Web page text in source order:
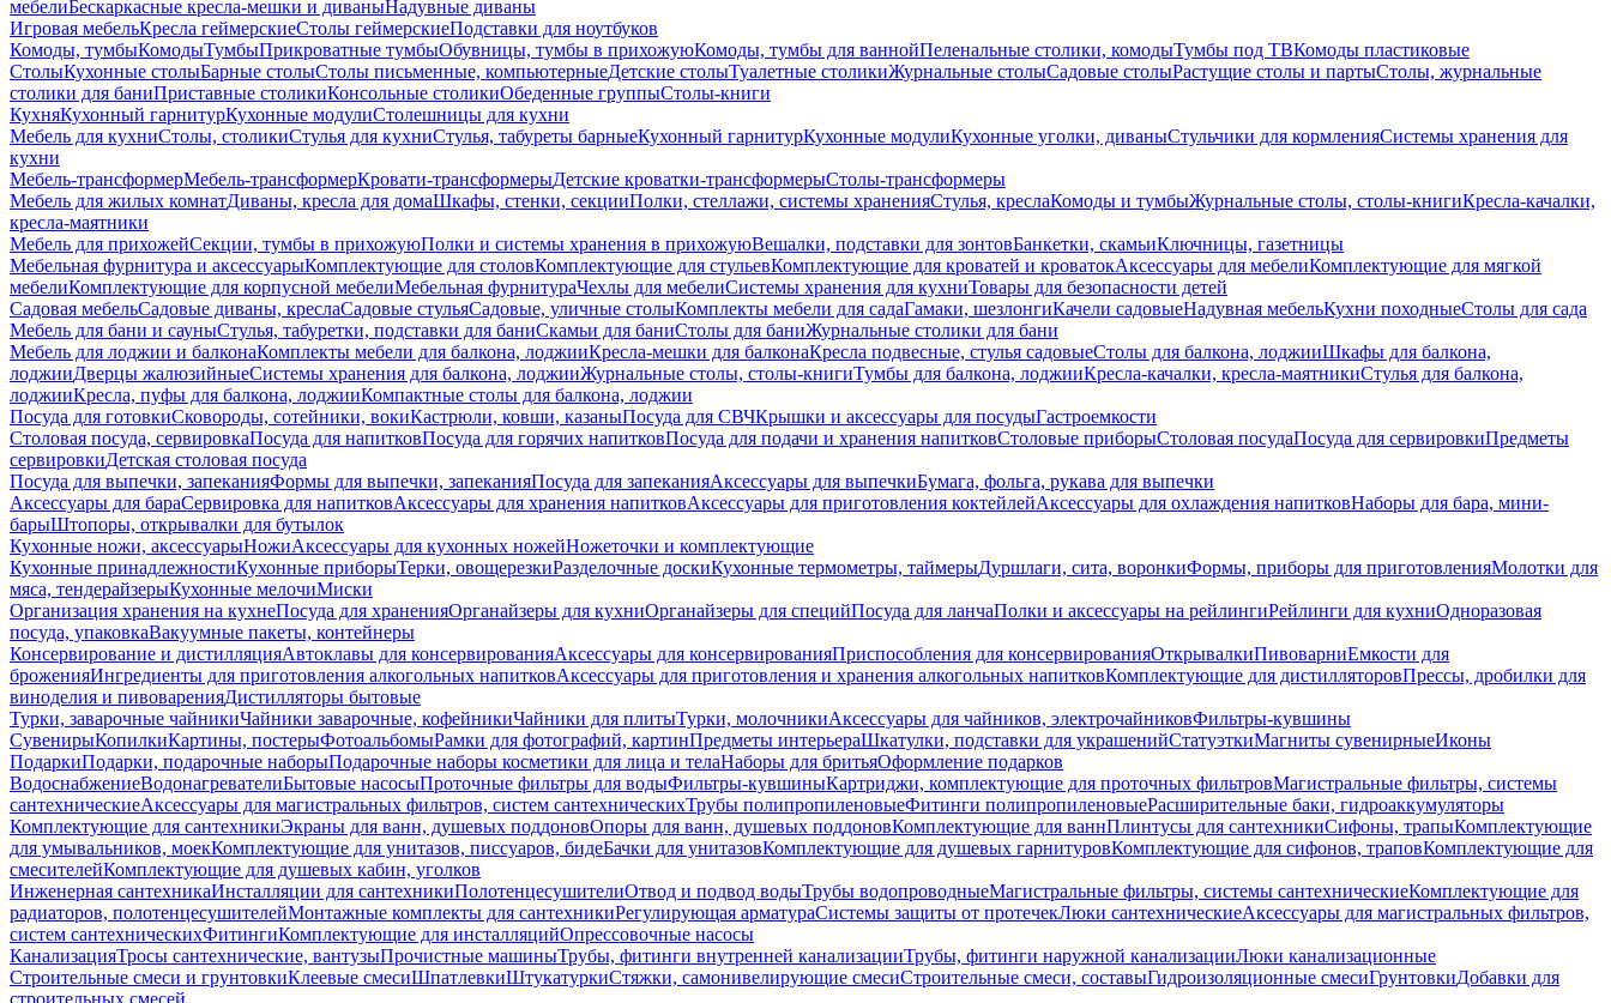
мебелиБескаркасные кресла-мешки и диваныНадувные диваны
Игровая мебельКресла геймерскиеСтолы геймерскиеПодставки для ноутбуков
Комоды, тумбыКомодыТумбыПрикроватные тумбыОбувницы, тумбы в прихожуюКомоды, тумбы для ваннойПеленальные столики, комодыТумбы под ТВКомоды пластиковые
СтолыКухонные столыБарные столыСтолы письменные, компьютерныеДетские столыТуалетные столикиЖурнальные столыСадовые столыРастущие столы и партыСтолы, журнальные
столики для баниПриставные столикиКонсольные столикиОбеденные группыСтолы-книги
КухняКухонный гарнитурКухонные модулиСтолешницы для кухни
Мебель для кухниСтолы, столикиСтулья для кухниСтулья, табуреты барныеКухонный гарнитурКухонные модулиКухонные уголки, диваныСтульчики для кормленияСистемы хранения для
кухни
Мебель-трансформерМебель-трансформерКровати-трансформерыДетские кроватки-трансформерыСтолы-трансформеры
Мебель для жилых комнатДиваны, кресла для домаШкафы, стенки, секцииПолки, стеллажи, системы храненияСтулья, креслаКомоды и тумбыЖурнальные столы, столы-книгиКресла-качалки,
кресла-маятники
Мебель для прихожейСекции, тумбы в прихожуюПолки и системы хранения в прихожуюВешалки, подставки для зонтовБанкетки, скамьиКлючницы, газетницы
Мебельная фурнитура и аксессуарыКомплектующие для столовКомплектующие для стульевКомплектующие для кроватей и кроватокАксессуары для мебелиКомплектующие для мягкой
мебелиКомплектующие для корпусной мебелиМебельная фурнитураЧехлы для мебелиСистемы хранения для кухниТовары для безопасности детей
Садовая мебельСадовые диваны, креслаСадовые стульяСадовые, уличные столыКомплекты мебели для садаГамаки, шезлонгиКачели садовыеНадувная мебельКухни походныеСтолы для сада
Мебель для бани и сауныСтулья, табуретки, подставки для баниСкамьи для баниСтолы для баниЖурнальные столики для бани
Мебель для лоджии и балконаКомплекты мебели для балкона, лоджииКресла-мешки для балконаКресла подвесные, стулья садовыеСтолы для балкона, лоджииШкафы для балкона,
лоджииДверцы жалюзийныеСистемы хранения для балкона, лоджииЖурнальные столы, столы-книгиТумбы для балкона, лоджииКресла-качалки, кресла-маятникиСтулья для балкона,
лоджииКресла, пуфы для балкона, лоджииКомпактные столы для балкона, лоджии
Посуда для готовкиСковороды, сотейники, вокиКастрюли, ковши, казаныПосуда для СВЧКрышки и аксессуары для посудыГастроемкости
Столовая посуда, сервировкаПосуда для напитковПосуда для горячих напитковПосуда для подачи и хранения напитковСтоловые приборыСтоловая посудаПосуда для сервировкиПредметы
сервировкиДетская столовая посуда
Посуда для выпечки, запеканияФормы для выпечки, запеканияПосуда для запеканияАксессуары для выпечкиБумага, фольга, рукава для выпечки
Аксессуары для бараСервировка для напитковАксессуары для хранения напитковАксессуары для приготовления коктейлейАксессуары для охлаждения напитковНаборы для бара, мини-
барыШтопоры, открывалки для бутылок
Кухонные ножи, аксессуарыНожиАксессуары для кухонных ножейНожеточки и комплектующие
Кухонные принадлежностиКухонные приборыТерки, овощерезкиРазделочные доскиКухонные термометры, таймерыДуршлаги, сита, воронкиФормы, приборы для приготовленияМолотки для
мяса, тендерайзерыКухонные мелочиМиски
Организация хранения на кухнеПосуда для храненияОрганайзеры для кухниОрганайзеры для специйПосуда для ланчаПолки и аксессуары на рейлингиРейлинги для кухниОдноразовая
посуда, упаковкаВакуумные пакеты, контейнеры
Консервирование и дистилляцияАвтоклавы для консервированияАксессуары для консервированияПриспособления для консервированияОткрывалкиПивоварниЕмкости для
броженияИнгредиенты для приготовления алкогольных напитковАксессуары для приготовления и хранения алкогольных напитковКомплектующие для дистилляторовПрессы, дробилки для
виноделия и пивоваренияДистилляторы бытовые
Турки, заварочные чайникиЧайники заварочные, кофейникиЧайники для плитыТурки, молочникиАксессуары для чайников, электрочайниковФильтры-кувшины
СувенирыКопилкиКартины, постерыФотоальбомыРамки для фотографий, картинПредметы интерьераШкатулки, подставки для украшенийСтатуэткиМагниты сувенирныеИконы
ПодаркиПодарки, подарочные наборыПодарочные наборы косметики для лица и телаНаборы для бритьяОформление подарков
ВодоснабжениеВодонагревателиБытовые насосыПроточные фильтры для водыФильтры-кувшиныКартриджи, комплектующие для проточных фильтровМагистральные фильтры, системы
сантехническиеАксессуары для магистральных фильтров, систем сантехническихТрубы полипропиленовыеФитинги полипропиленовыеРасширительные баки, гидроаккумуляторы
Комплектующие для сантехникиЭкраны для ванн, душевых поддоновОпоры для ванн, душевых поддоновКомплектующие для ваннПлинтусы для сантехникиСифоны, трапыКомплектующие
для умывальников, моекКомплектующие для унитазов, писсуаров, бидеБачки для унитазовКомплектующие для душевых гарнитуровКомплектующие для сифонов, траповКомплектующие для
смесителейКомплектующие для душевых кабин, уголков
Инженерная сантехникаИнсталляции для сантехникиПолотенцесушителиОтвод и подвод водыТрубы водопроводныеМагистральные фильтры, системы сантехническиеКомплектующие для
радиаторов, полотенцесушителейМонтажные комплекты для сантехникиРегулирующая арматураСистемы защиты от протечекЛюки сантехническиеАксессуары для магистральных фильтров,
систем сантехническихФитингиКомплектующие для инсталляцийОпрессовочные насосы
КанализацияТросы сантехнические, вантузыПрочистные машиныТрубы, фитинги внутренней канализацииТрубы, фитинги наружной канализацииЛюки канализационные
Строительные смеси и грунтовкиКлеевые смесиШпатлевкиШтукатуркиСтяжки, самонивелирующие смесиСтроительные смеси, составыГидроизоляционные смесиГрунтовкиДобавки для
строительных смесей